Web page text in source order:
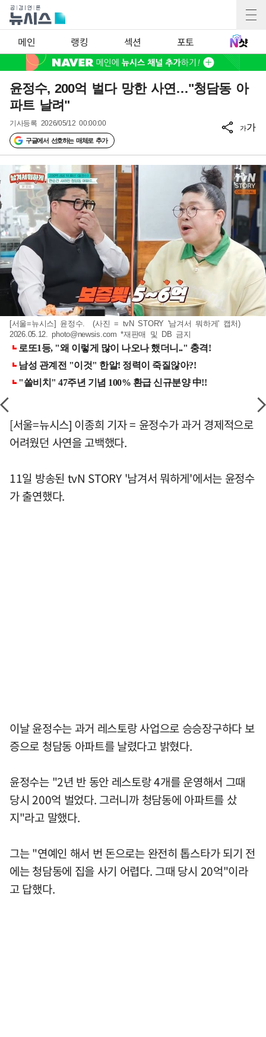
메인 랭킹 섹션 포토
윤정수, 200억 벌다 망한 사연…"청담동 아
파트 날려"
기사등록 2026/05/12 00:00:00
구글에서 선호하는 매체로 추가
가가
[서울=뉴시스] 윤정수. (사진 = tvN STORY '남겨서 뭐하게' 캡처)
2026.05.12.photo@newsis.com *재판매 및 DB 금지
[서울=뉴시스] 이종희 기자 = 윤정수가 과거 경제적으로
어려웠던 사연을 고백했다.
11일 방송된 tvN STORY '남겨서 뭐하게'에서는 윤정수
가 출연했다.
이날 윤정수는 과거 레스토랑 사업으로 승승장구하다 보
증으로 청담동 아파트를 날렸다고 밝혔다.
윤정수는 "2년 반 동안 레스토랑 4개를 운영해서 그때
당시 200억 벌었다. 그러니까 청담동에 아파트를 샀
지"라고 말했다.
그는 "연예인 해서 번 돈으로는 완전히 톱스타가 되기 전
에는 청담동에 집을 사기 어렵다. 그때 당시 20억"이라
고 답했다.